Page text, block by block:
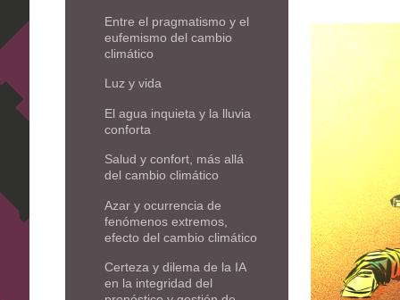
Entre el pragmatismo y el
eufemismo del cambio
climático
Luz y vida
El agua inquieta y la lluvia
conforta
Salud y confort, más allá
del cambio climático
Azar y ocurrencia de
fenómenos extremos,
efecto del cambio climático
Certeza y dilema de la IA
en la integridad del